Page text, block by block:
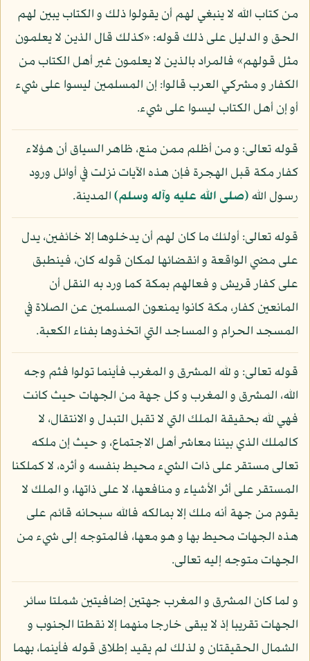
من كتاب الله لا ينبغي لهم أن يقولوا ذلك و الكتاب يبين لهم
الحق و الدليل على ذلك قوله: «كذلك قال الذين لا يعلمون
مثل قولهم» فالمراد بالذين لا يعلمون غير أهل الكتاب من
الكفار و مشركي العرب قالوا: إن المسلمين ليسوا على شيء
أو إن أهل الكتاب ليسوا على شيء.
قوله تعالى: و من أظلم ممن منع، ظاهر السياق أن هؤلاء
كفار مكة قبل الهجرة فإن هذه الآيات نزلت في أوائل ورود
رسول الله(صلى الله عليه وآله وسلم)المدينة.
قوله تعالى: أولئك ما كان لهم أن يدخلوها إلا خائفين، يدل
على مضي الواقعة و انقضائها لمكان قوله كان، فينطبق
على كفار قريش و فعالهم بمكة كما ورد به النقل أن
المانعين كفار، مكة كانوا يمنعون المسلمين عن الصلاة في
المسجد الحرام و المساجد التي اتخذوها بفناء الكعبة.
قوله تعالى: و لله المشرق و المغرب فأينما تولوا فثم وجه
الله، المشرق و المغرب و كل جهة من الجهات حيث كانت
فهي لله بحقيقة الملك التي لا تقبل التبدل و الانتقال، لا
كالملك الذي بيننا معاشر أهل الاجتماع، و حيث إن ملكه
تعالى مستقر على ذات الشيء محيط بنفسه و أثره، لا كملكنا
المستقر على أثر الأشياء و منافعها، لا على ذاتها، و الملك لا
يقوم من جهة أنه ملك إلا بمالكه فالله سبحانه قائم على
هذه الجهات محيط بها و هو معها، فالمتوجه إلى شيء من
الجهات متوجه إليه تعالى.
و لما كان المشرق و المغرب جهتين إضافيتين شملتا سائر
الجهات تقريبا إذ لا يبقى خارجا منهما إلا نقطتا الجنوب و
الشمال الحقيقتان و لذلك لم يقيد إطلاق قوله فأينما، بهما